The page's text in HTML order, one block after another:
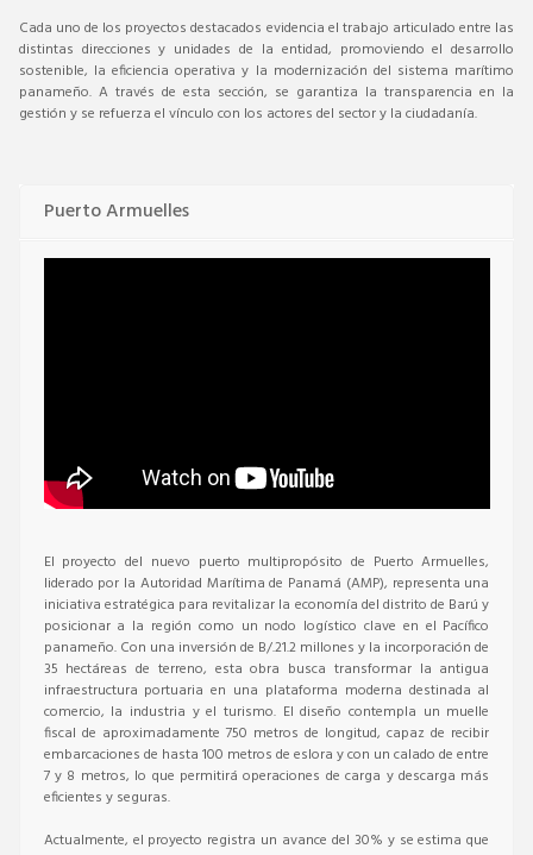
Cada uno de los proyectos destacados evidencia el trabajo articulado entre las
distintas direcciones y unidades de la entidad, promoviendo el desarrollo
sostenible, la eficiencia operativa y la modernización del sistema marítimo
panameño. A través de esta sección, se garantiza la transparencia en la
gestión y se refuerza el vínculo con los actores del sector y la ciudadanía.
Puerto Armuelles
El proyecto del nuevo puerto multipropósito de Puerto Armuelles,
liderado por la Autoridad Marítima de Panamá (AMP), representa una
iniciativa estratégica para revitalizar la economía del distrito de Barú y
posicionar a la región como un nodo logístico clave en el Pacífico
panameño. Con una inversión de B/.21.2 millones y la incorporación de
35 hectáreas de terreno, esta obra busca transformar la antigua
infraestructura portuaria en una plataforma moderna destinada al
comercio, la industria y el turismo. El diseño contempla un muelle
fiscal de aproximadamente 750 metros de longitud, capaz de recibir
embarcaciones de hasta 100 metros de eslora y con un calado de entre
7 y 8 metros, lo que permitirá operaciones de carga y descarga más
eficientes y seguras.
Actualmente, el proyecto registra un avance del 30% y se estima que